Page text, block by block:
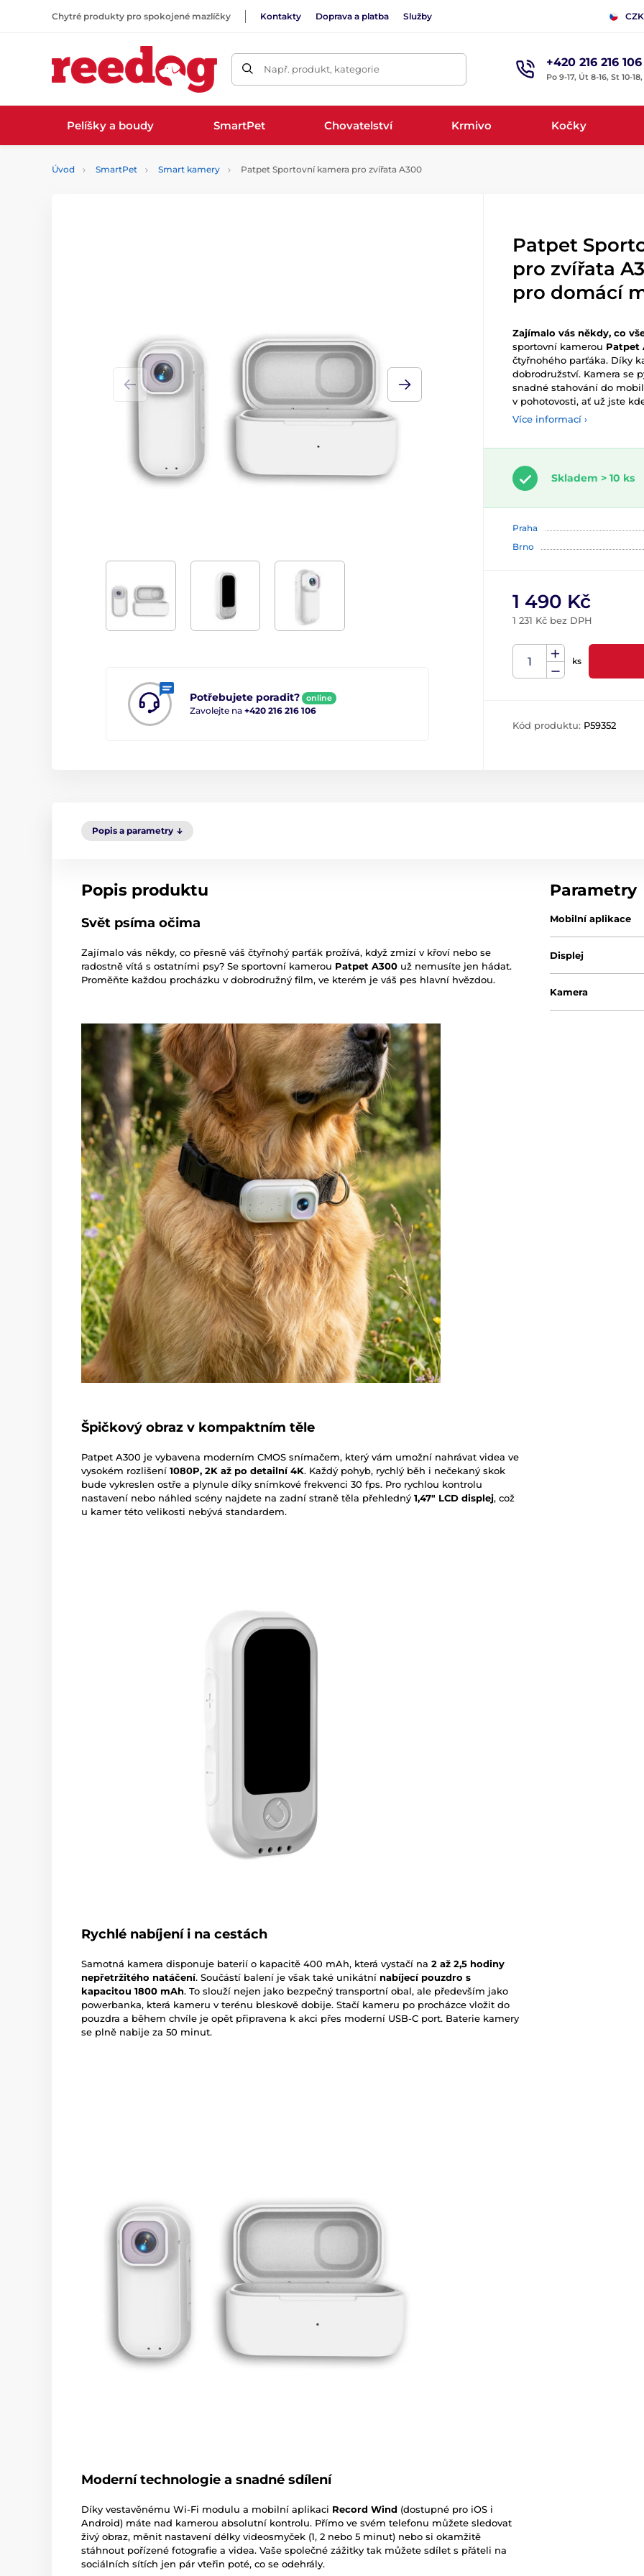
Chytré produkty pro spokojené mazlíčky Kontakty Doprava a platba Služby CZK
Např. produkt, kategorie +420 216 216 106
Po 9-17, Út 8-16, St 10-
Pelíšky a boudy SmartPet Chovatelství Krmivo Kočky
Úvod SmartPet Smart kamery Patpet Sportovní kamera pro zvířata A300
Potřebujete poradit? online
Zavolejte na +420 216 216 106
Patpet
pro zvířata
pro domácí
Zajímalo vás někdy, co
sportovní kamerou Patpet
čtyřnohého parťáka. Díky
dobrodružství. Kamera se
snadné stahování do
v pohotovosti, ať už jste
Více informací ›
Skladem > 10 ks
Praha
Brno
1 490 Kč
1 231 Kč bez DPH
ks
Kód produktu: P59352
Popis a parametry
Popis produktu
Svět psíma očima
Zajímalo vás někdy, co přesně váš čtyřnohý parťák prožívá, když zmizí v křoví nebo se
radostně vítá s ostatními psy? Se sportovní kamerou Patpet A300 už nemusíte jen hádat.
Proměňte každou procházku v dobrodružný film, ve kterém je váš pes hlavní hvězdou.
Špičkový obraz v kompaktním těle
Patpet A300 je vybavena moderním CMOS snímačem, který vám umožní nahrávat videa ve
vysokém rozlišení 1080P, 2K až po detailní 4K. Každý pohyb, rychlý běh i nečekaný skok
bude vykreslen ostře a plynule díky snímkové frekvenci 30 fps. Pro rychlou kontrolu
nastavení nebo náhled scény najdete na zadní straně těla přehledný 1,47" LCD displej, což
u kamer této velikosti nebývá standardem.
Rychlé nabíjení i na cestách
Samotná kamera disponuje baterií o kapacitě 400 mAh, která vystačí na 2 až 2,5 hodiny
nepřetržitého natáčení. Součástí balení je však také unikátní nabíjecí pouzdro s
kapacitou 1800 mAh. To slouží nejen jako bezpečný transportní obal, ale především jako
powerbanka, která kameru v terénu bleskově dobije. Stačí kameru po procházce vložit do
pouzdra a během chvíle je opět připravena k akci přes moderní USB-C port. Baterie kamery
se plně nabije za 50 minut.
Moderní technologie a snadné sdílení
Díky vestavěnému Wi-Fi modulu a mobilní aplikaci Record Wind (dostupné pro iOS i
Android) máte nad kamerou absolutní kontrolu. Přímo ve svém telefonu můžete sledovat
živý obraz, měnit nastavení délky videosmyček (1, 2 nebo 5 minut) nebo si okamžitě
stáhnout pořízené fotografie a videa. Vaše společné zážitky tak můžete sdílet s přáteli na
sociálních sítích jen pár vteřin poté, co se odehrály.
Parametry
Mobilní aplikace
Displej
Kamera